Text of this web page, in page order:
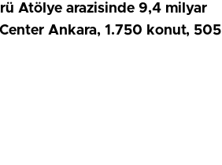
Atölye arazisinde 9,4 milyar
Ankara, 1.750 konut, 505